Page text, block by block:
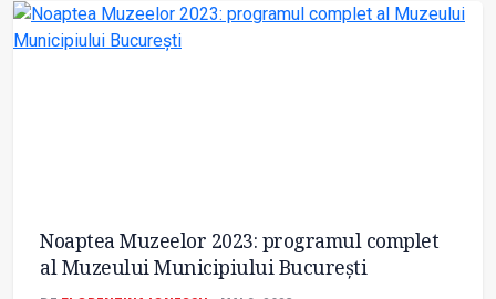
Noaptea Muzeelor 2023: programul complet
al Muzeului Municipiului București